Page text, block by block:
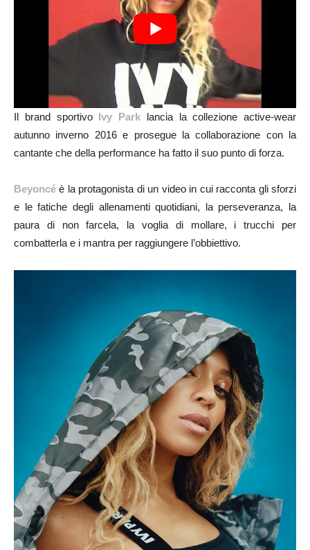
Il brand sportivo Ivy Park lancia la collezione active-wear
autunno inverno 2016 e prosegue la collaborazione con la
cantante che della performance ha fatto il suo punto di forza.
Beyoncé è la protagonista di un video in cui racconta gli sforzi
e le fatiche degli allenamenti quotidiani, la perseveranza, la
paura di non farcela, la voglia di mollare, i trucchi per
combatterla e i mantra per raggiungere l’obbiettivo.